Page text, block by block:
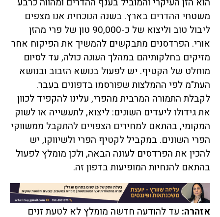
משטחי ההדרים בארץ. בשנה הנוכחית אנו מצפים
ליבול טוב וליצוא של כ-90,000 טון של פרי מהזן
אורי. הפרדסנים מתבקשים להמשיך את הפיקוח אחר
מזיקים בחלקותיהם במהלך העונה כולה, עד לסיום
מוחלט של הקטיף. יש לפעול בנושא הזבוב ובנושא
העת"מ לפי ההמלצות שפורסמו בדפונים בעבר.
לקבלת התמורה המרבית מהפרי, עלינו להקפיד לכוון
את גידולו ליעדים השונים: ליצוא, לתעשייה או לשוק
המקומי, בהתאם למחירים הצפויים להתקבל ממשווקי
הפרי השונים. במקביל לקטיף הפרי ולשיווקו, יש
להכין את הפרדסים לעונה הבאה, ולכן מומלץ לפעול
בהתאם להנחיות המופיעות בדפון זה.
אזהרה: עד להודעה חדשה מומלץ לא לטעת זנים